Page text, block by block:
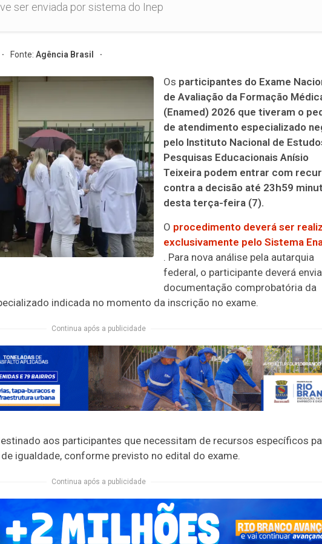
ser enviada por sistema do Inep
Fonte: Agência Brasil
Os participantes do Exame
de Avaliação da Formação
(Enamed) 2026 que tiveram o
de atendimento especializado
pelo Instituto Nacional de
Pesquisas Educacionais Anísio
Teixeira podem entrar com
contra a decisão até 23h59
desta terça-feira (7).
O procedimento deverá ser
exclusivamente pelo Sistema
. Para nova análise pela autarquia
federal, o participante deverá
documentação comprobatória da
indicada no momento da inscrição no exame.
Continua após a publicidade
aos participantes que necessitam de recursos específicos
igualdade, conforme previsto no edital do exame.
Continua após a publicidade